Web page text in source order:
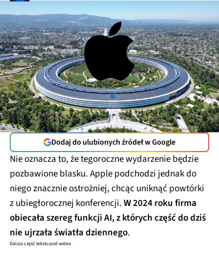
Dodaj do ulubionych źródeł w Google
Nie oznacza to, że tegoroczne wydarzenie będzie
pozbawione blasku. Apple podchodzi jednak do
niego znacznie ostrożniej, chcąc uniknąć powtórki
z ubiegłorocznej konferencji.W 2024 roku firma
obiecała szereg funkcji AI, z których część do dziś
nie ujrzała światła dziennego.
Dalsza część tekstu pod wideo